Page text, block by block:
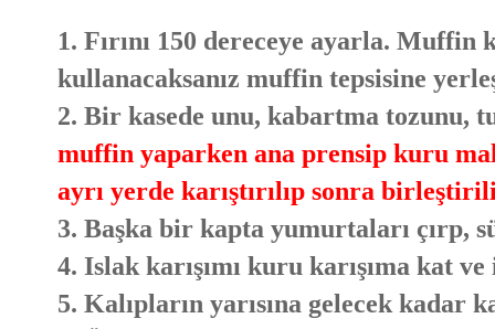
1. Fırını 150 dereceye ayarla. Muffin
kullanacaksanız muffin tepsisine
2. Bir kasede unu, kabartma tozunu,
muffin yaparken ana prensip kuru
ayrı yerde karıştırılıp sonra
3. Başka bir kapta yumurtaları çırp,
4. Islak karışımı kuru karışıma kat
5. Kalıpların yarısına gelecek kadar